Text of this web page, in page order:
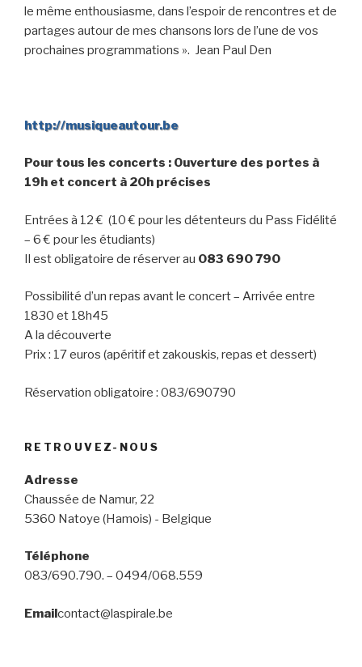
le même enthousiasme, dans l’espoir de rencontres et de
partages autour de mes chansons lors de l’une de vos
prochaines programmations ». Jean Paul Den
http://musiqueautour.be
Pour tous les concerts : Ouverture des portes à
19h et concert à 20h précises
Entrées à 12 € (10 € pour les détenteurs du Pass Fidélité
– 6 € pour les étudiants)
Il est obligatoire de réserver au 083 690 790
Possibilité d’un repas avant le concert – Arrivée entre
1830 et 18h45
A la découverte
Prix : 17 euros (apéritif et zakouskis, repas et dessert)
Réservation obligatoire : 083/690790
RETROUVEZ-NOUS
Adresse
Chaussée de Namur, 22
5360 Natoye (Hamois) - Belgique
Téléphone
083/690.790. – 0494/068.559
Emailcontact@laspirale.be